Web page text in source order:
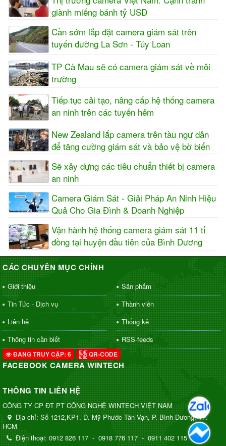
giành miếng bánh tỷ USD
Cần sớm lắp đặt camera giám sát trên
tuyến đường La Sơn - Túy Loan
TP Cà Mau sẽ có camera giám sát về môi
trường
Tiếp tục cải tạo, nâng cấp hệ thống camera
an ninh trên các tuyến hẻm
New Zealand lắp camera trên tàu ngư dân
để tăng cường giám sát và bảo vệ bờ biển
Sẽ xây dựng các tiêu chuẩn thiết bị camera
an ninh
Camera Giám Sát - Giải Pháp An Ninh Hiệu
Quả Cho Gia Đình & Doanh Nghiệp
Vận hành hệ thống camera giám sát 11 tỉ
đồng tại huyện đầu tiên của Bình Dương
CÁC CHUYÊN MỤC CHÍNH
Giới thiệu
Sản phẩm
Tin Tức - Dịch vụ
Thành viên
Liên hệ
Thống kê
Thông tin cần biết
RSS-feeds
ĐANG TRUY CẬP: 6 QR-CODE
FACEBOOK CAMERA WINTECH
THÔNG TIN LIÊN HỆ
CÔNG TY CP ĐT PT CÔNG NGHỆ WINTECH VIỆT NAM
Địa chỉ: Số 1212,KP1, Đ. Mỹ Phước Tân Vạn, P. Bình Dương, TP.
HCM
Điện thoại: 0912 826 117 - 0918 776 117 - 0911 402 115